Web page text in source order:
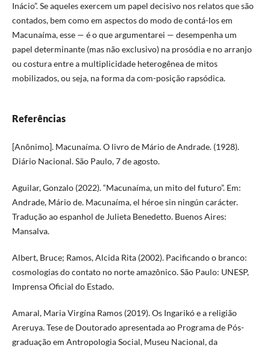
Inácio”. Se aqueles exercem um papel decisivo nos relatos que são
contados, bem como em aspectos do modo de contá-los em
Macunaíma, esse — é o que argumentarei — desempenha um
papel determinante (mas não exclusivo) na prosódia e no arranjo
ou costura entre a multiplicidade heterogênea de mitos
mobilizados, ou seja, na forma da com-posição rapsódica.
Referências
[Anônimo]. Macunaíma. O livro de Mário de Andrade. (1928).
Diário Nacional. São Paulo, 7 de agosto.
Aguilar, Gonzalo (2022). “Macunaíma, un mito del futuro”. Em:
Andrade, Mário de. Macunaíma, el héroe sin ningún carácter.
Tradução ao espanhol de Julieta Benedetto. Buenos Aires:
Mansalva.
Albert, Bruce; Ramos, Alcida Rita (2002). Pacificando o branco:
cosmologias do contato no norte amazônico. São Paulo: UNESP,
Imprensa Oficial do Estado.
Amaral, Maria Virgína Ramos (2019). Os Ingarikó e a religião
Areruya. Tese de Doutorado apresentada ao Programa de Pós-
graduação em Antropologia Social, Museu Nacional, da